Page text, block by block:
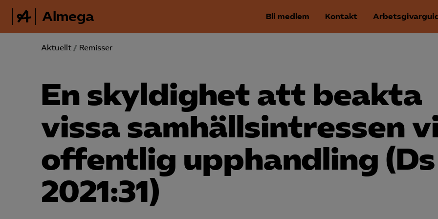
Almega Bli medlem Kontakt
Aktuellt / Remisser
En skyldighet att beakta
vissa samhälls­intressen
offentlig upphandling (Ds
2021:31)